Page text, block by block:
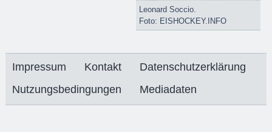
Leonard Soccio.
Foto: EISHOCKEY.INFO
Impressum Kontakt
Datenschutzerklärung
Nutzungsbedingungen
Mediadaten